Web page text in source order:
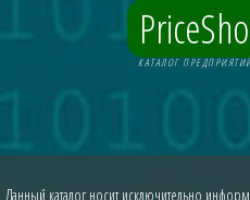
КАТАЛОГ
Данный каталог носит исключительно